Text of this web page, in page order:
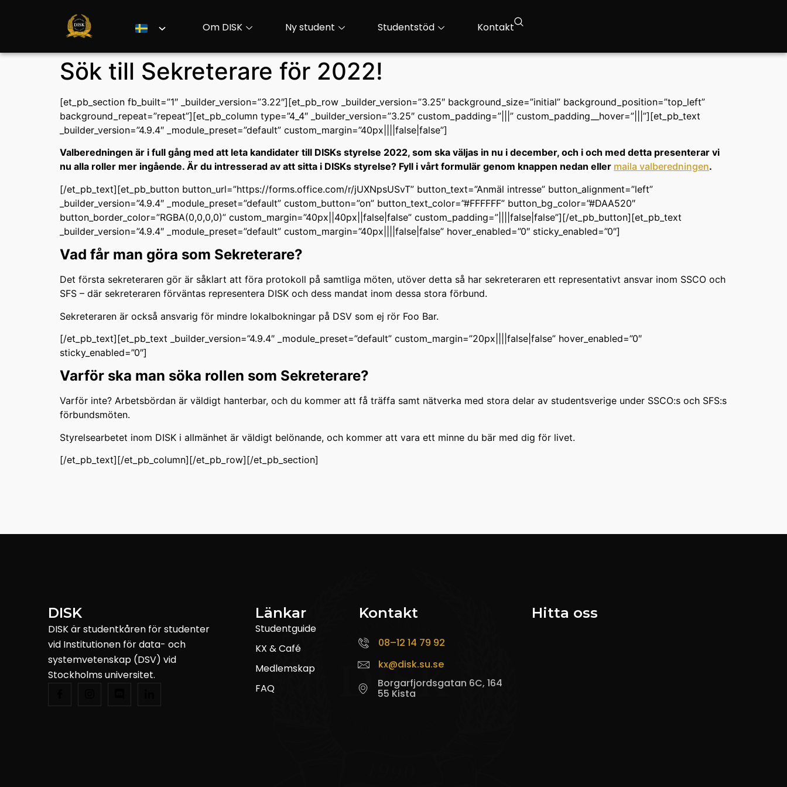
Om DISK Ny student Studentstöd Kontakt
Sök till Sekreterare för 2022!
[et_pb_section fb_built=”1″ _builder_version=”3.22″][et_pb_row _builder_version=”3.25″ background_size=”initial” background_position=”top_left”
background_repeat=”repeat”][et_pb_column type=”4_4″ _builder_version=”3.25″ custom_padding=”|||” custom_padding__hover=”|||”][et_pb_text
_builder_version=”4.9.4″ _module_preset=”default” custom_margin=”40px||||false|false”]
Valberedningen är i full gång med att leta kandidater till DISKs styrelse 2022, som ska väljas in nu i december, och i och med detta presenterar vi
nu alla roller mer ingående. Är du intresserad av att sitta i DISKs styrelse? Fyll i vårt formulär genom knappen nedan eller maila valberedningen.
[/et_pb_text][et_pb_button button_url=”https://forms.office.com/r/jUXNpsUSvT” button_text=”Anmäl intresse” button_alignment=”left”
_builder_version=”4.9.4″ _module_preset=”default” custom_button=”on” button_text_color=”#FFFFFF” button_bg_color=”#DAA520″
button_border_color=”RGBA(0,0,0,0)” custom_margin=”40px||40px||false|false” custom_padding=”||||false|false”][/et_pb_button][et_pb_text
_builder_version=”4.9.4″ _module_preset=”default” custom_margin=”40px||||false|false” hover_enabled=”0″ sticky_enabled=”0″]
Vad får man göra som Sekreterare?
Det första sekreteraren gör är såklart att föra protokoll på samtliga möten, utöver detta så har sekreteraren ett representativt ansvar inom SSCO och
SFS – där sekreteraren förväntas representera DISK och dess mandat inom dessa stora förbund.
Sekreteraren är också ansvarig för mindre lokalbokningar på DSV som ej rör Foo Bar.
[/et_pb_text][et_pb_text _builder_version=”4.9.4″ _module_preset=”default” custom_margin=”20px||||false|false” hover_enabled=”0″
sticky_enabled=”0″]
Varför ska man söka rollen som Sekreterare?
Varför inte? Arbetsbördan är väldigt hanterbar, och du kommer att få träffa samt nätverka med stora delar av studentsverige under SSCO:s och SFS:s
förbundsmöten.
Styrelsearbetet inom DISK i allmänhet är väldigt belönande, och kommer att vara ett minne du bär med dig för livet.
[/et_pb_text][/et_pb_column][/et_pb_row][/et_pb_section]
DISK
DISK är studentkåren för studenter
vid Institutionen för data- och
systemvetenskap (DSV) vid
Stockholms universitet.
Länkar
Studentguide
KX & Café
Medlemskap
FAQ
Kontakt
08–12 14 79 92
kx@disk.su.se
Borgarfjordsgatan 6C, 164
55 Kista
Hitta oss